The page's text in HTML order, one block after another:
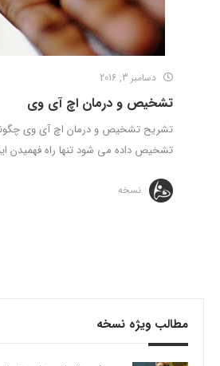
دسامبر 3, 2016
تشخیص و درمان اچ آی وی
تشریح تشخیص و درمان اچ آی وی
تشخیص داده می شود تنها راه فهمیدن
نسخه
مطالب ویژه نسخه